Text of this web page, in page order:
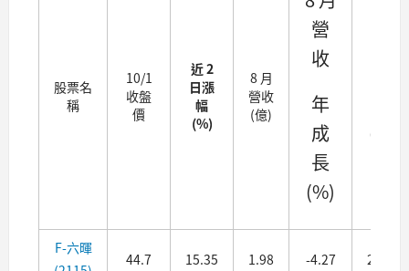
股票名
稱
10/1
收盤
價
近 2
日漲
幅
(%)
8 月
營收
(億)
營
收
年
成
長
(%)
(%)
F-六暉
44.7 15.35 1.98 -4.27 22.52